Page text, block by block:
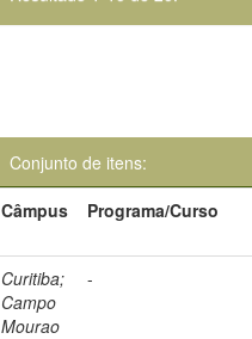
Conjunto de itens:
Câmpus
Programa/Curso
Curitiba;
Campo
Mourao
-